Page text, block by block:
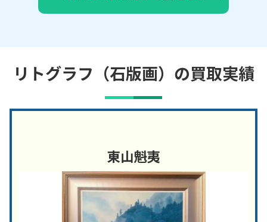
リトグラフ（石版画）の買取実績
東山魁夷